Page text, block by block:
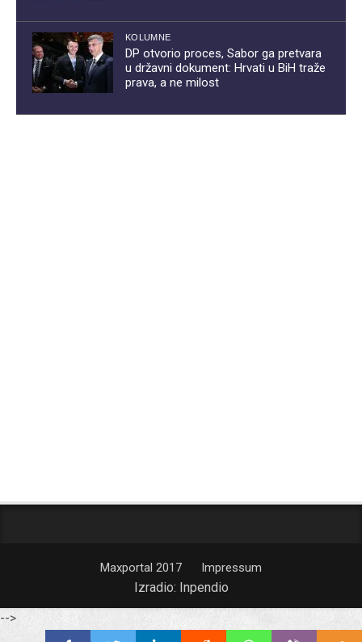
KOLUMNE
DP otvorio proces, Sabor ga pretvara
u državni dokument: Hrvati u BiH traže
prava, a ne milost
Maxportal 2017 Impressum
Izradio: Inpendio
-->